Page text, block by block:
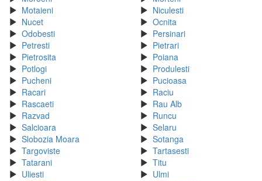
Motaieni
Niculesti
Nucet
Ocnita
Odobesti
Persinari
Petresti
Pietrari
Pietrosita
Poiana
Potlogi
Produlesti
Pucheni
Pucioasa
Racari
Raciu
Rascaeti
Rau Alb
Razvad
Runcu
Salcioara
Selaru
Slobozia Moara
Sotanga
Targoviste
Tartasesti
Tatarani
Titu
Uliesti
Ulmi